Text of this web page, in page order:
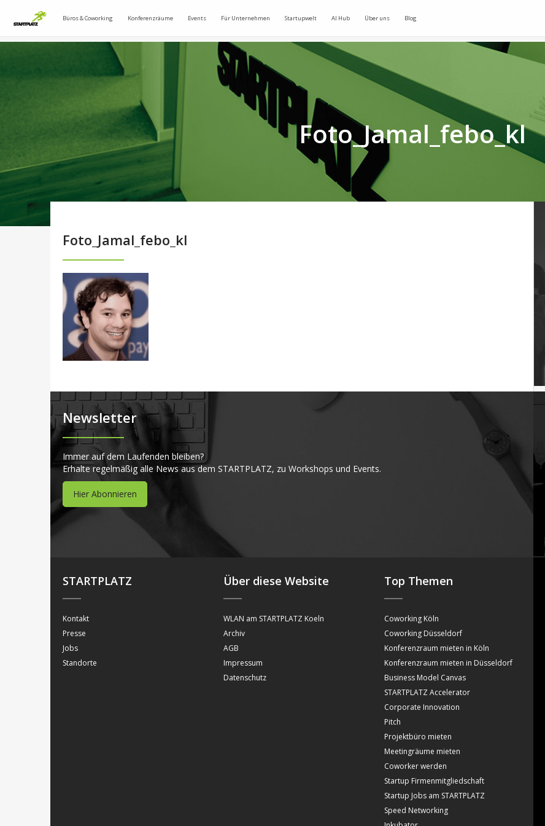
Büros & Coworking Konferenzräume Events Für Unternehmen Startupwelt AI Hub Über uns Blog
Foto_Jamal_febo_kl
Foto_Jamal_febo_kl
Newsletter
Immer auf dem Laufenden bleiben?
Erhalte regelmäßig alle News aus dem STARTPLATZ, zu Workshops und Events.
Hier Abonnieren
STARTPLATZ
Kontakt
Presse
Jobs
Standorte
Über diese Website
WLAN am STARTPLATZ Koeln
Archiv
AGB
Impressum
Datenschutz
Top Themen
Coworking Köln
Coworking Düsseldorf
Konferenzraum mieten in Köln
Konferenzraum mieten in Düsseldorf
Business Model Canvas
STARTPLATZ Accelerator
Corporate Innovation
Pitch
Projektbüro mieten
Meetingräume mieten
Coworker werden
Startup Firmenmitgliedschaft
Startup Jobs am STARTPLATZ
Speed Networking